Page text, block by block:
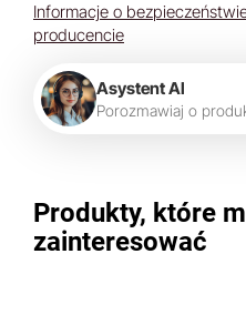
Informacje o
producencie
Asystent AI
Porozmawiaj o produ
Produkty, które
zainteresować